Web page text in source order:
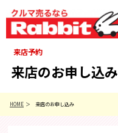
来店予約
来店のお申し込み
HOME 来店のお申し込み